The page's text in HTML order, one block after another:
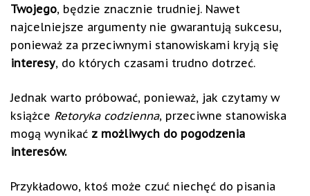
Twojego, będzie znacznie trudniej. Nawet
najcelniejsze argumenty nie gwarantują sukcesu,
ponieważ za przeciwnymi stanowiskami kryją się
interesy, do których czasami trudno dotrzeć.
Jednak warto próbować, ponieważ, jak czytamy w
książce Retoryka codzienna, przeciwne stanowiska
mogą wynikać z możliwych do pogodzenia
interesów.
Przykładowo, ktoś może czuć niechęć do pisania